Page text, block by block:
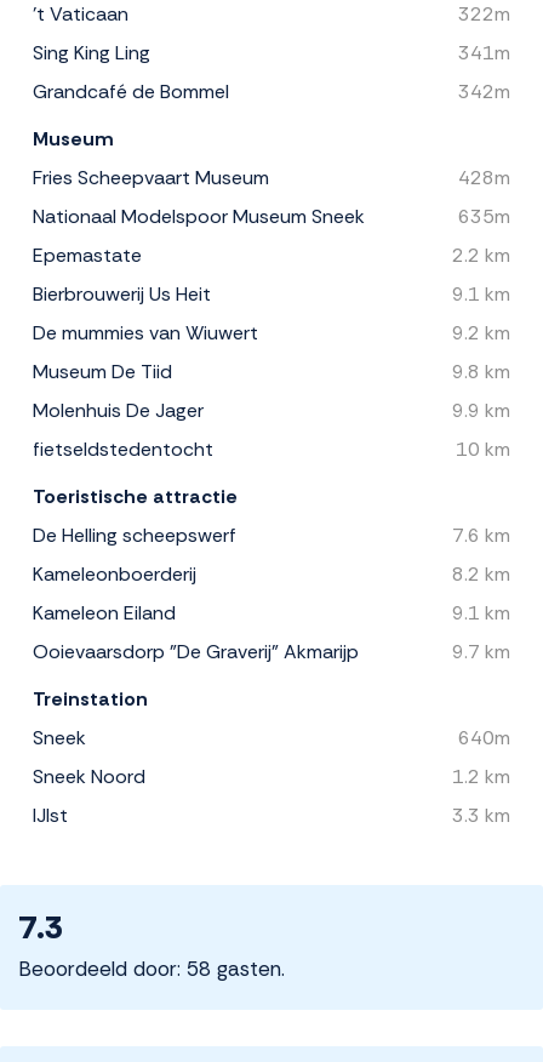
't Vaticaan
322m
Sing King Ling
341m
Grandcafé de Bommel
342m
Museum
Fries Scheepvaart Museum
428m
Nationaal Modelspoor Museum Sneek
635m
Epemastate
2.2 km
Bierbrouwerij Us Heit
9.1 km
De mummies van Wiuwert
9.2 km
Museum De Tiid
9.8 km
Molenhuis De Jager
9.9 km
fietseldstedentocht
10 km
Toeristische attractie
De Helling scheepswerf
7.6 km
Kameleonboerderij
8.2 km
Kameleon Eiland
9.1 km
Ooievaarsdorp "De Graverij" Akmarijp
9.7 km
Treinstation
Sneek
640m
Sneek Noord
1.2 km
IJlst
3.3 km
7.3
Beoordeeld door: 58 gasten.